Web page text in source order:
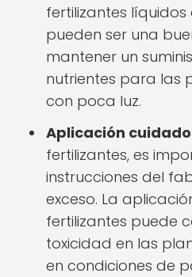
fertilizantes
pueden ser una
mantener un
nutrientes para las
con poca luz.
Aplicación
fertilizantes, es
instrucciones del
exceso. La
fertilizantes puede
toxicidad en las
en condiciones de